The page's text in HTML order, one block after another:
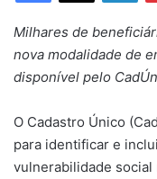
Milhares de
nova modalidade de
disponível pelo
O Cadastro Único
para identificar e
vulnerabilidade social